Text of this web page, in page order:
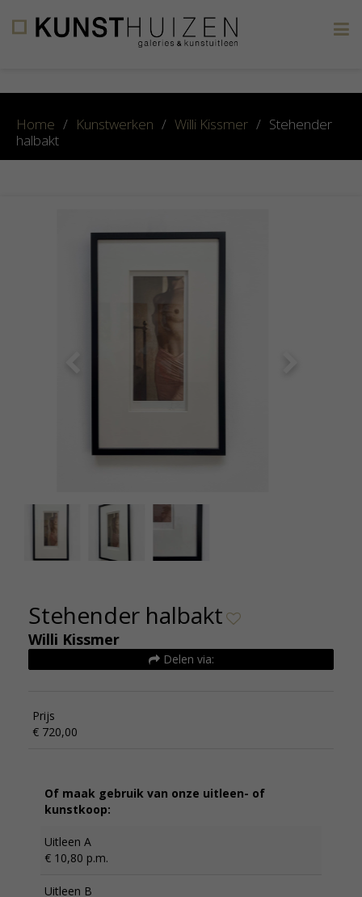
Home / Kunstwerken / Willi Kissmer / Stehender
halbakt
Stehender halbakt
Willi Kissmer
Delen via:
Prijs
€ 720,00
Of maak gebruik van onze uitleen- of
kunstkoop:
Uitleen A
€ 10,80 p.m.
Uitleen B